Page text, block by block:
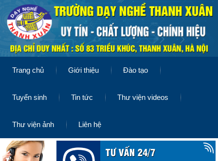
Trang chủ Giới thiệu Đào tạo
Tuyển sinh Tin tức Thư viện videos
Thư viện ảnh Liên hệ